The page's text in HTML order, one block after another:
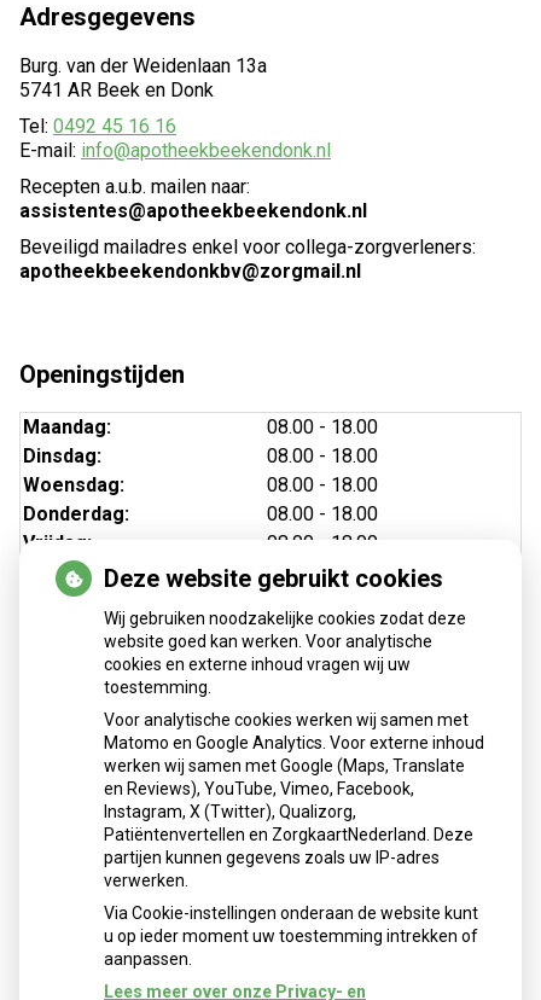
Adresgegevens
Burg. van der Weidenlaan 13a
5741 AR Beek en Donk
Tel: 0492 45 16 16
E-mail: info@apotheekbeekendonk.nl
Recepten a.u.b. mailen naar:
assistentes@apotheekbeekendonk.nl
Beveiligd mailadres enkel voor collega-zorgverleners:
apotheekbeekendonkbv@zorgmail.nl
Openingstijden
Maandag:
08.00 - 18.00
Dinsdag:
08.00 - 18.00
Woensdag:
08.00 - 18.00
Donderdag:
08.00 - 18.00
Vrijdag:
08.00 - 18.00
Herhaalrecepten aanvragen
Patiëntenomgeving
Deze website gebruikt cookies
Wij gebruiken noodzakelijke cookies zodat deze
website goed kan werken. Voor analytische
cookies en externe inhoud vragen wij uw
toestemming.
Voor analytische cookies werken wij samen met
Matomo en Google Analytics. Voor externe inhoud
werken wij samen met Google (Maps, Translate
en Reviews), YouTube, Vimeo, Facebook,
Instagram, X (Twitter), Qualizorg,
Patiëntenvertellen en ZorgkaartNederland. Deze
partijen kunnen gegevens zoals uw IP-adres
verwerken.
Via Cookie-instellingen onderaan de website kunt
u op ieder moment uw toestemming intrekken of
aanpassen.
Lees meer over onze Privacy- en